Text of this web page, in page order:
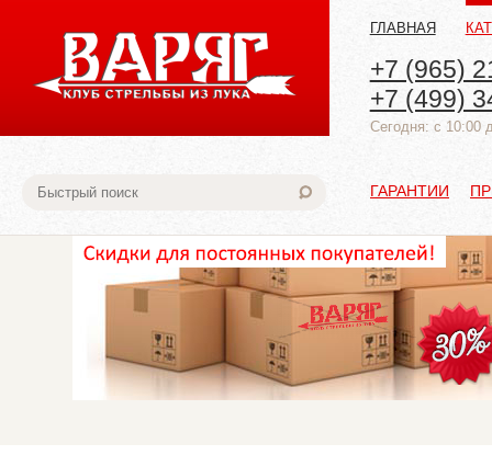
ГЛАВНАЯ
+7 (965)
+7 (499)
Cегодня: с 10:00
ГАРАНТИИ